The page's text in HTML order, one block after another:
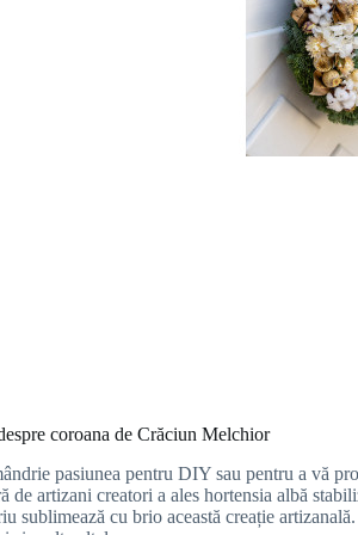
coroana de Crăciun Melchior
pasiunea pentru DIY sau pentru a vă
de artizani creatori a ales hortensia albă
sublimează cu brio această creație